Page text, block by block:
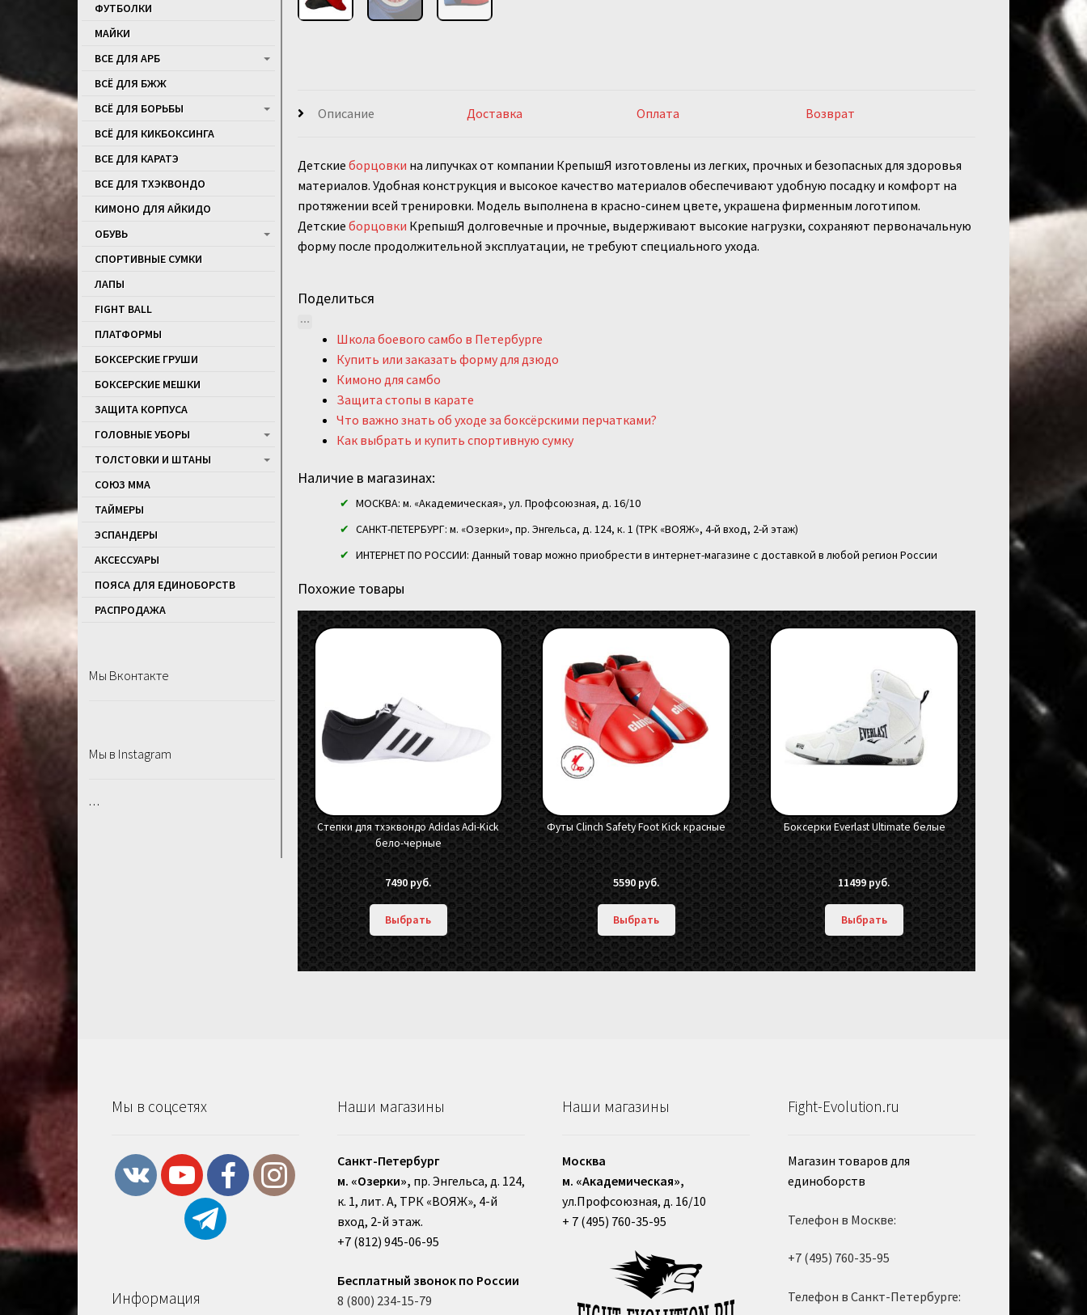
Описание Доставка Оплата Возврат
Детские борцовки на липучках от компании КрепышЯ изготовлены из легких, прочных и безопасных для здоровья
материалов. Удобная конструкция и высокое качество материалов обеспечивают удобную посадку и комфорт на
протяжении всей тренировки. Модель выполнена в красно-синем цвете, украшена фирменным логотипом.
Детские борцовки КрепышЯ долговечные и прочные, выдерживают высокие нагрузки, сохраняют первоначальную
форму после продолжительной эксплуатации, не требуют специального ухода.
Поделиться
Школа боевого самбо в Петербурге
Купить или заказать форму для дзюдо
Кимоно для самбо
Защита стопы в карате
Что важно знать об уходе за боксёрскими перчатками?
Как выбрать и купить спортивную сумку
Наличие в магазинах:
МОСКВА: м. «Академическая», ул. Профсоюзная, д. 16/10
САНКТ-ПЕТЕРБУРГ: м. «Озерки», пр. Энгельса, д. 124, к. 1 (ТРК «ВОЯЖ», 4-й вход, 2-й этаж)
ИНТЕРНЕТ ПО РОССИИ: Данный товар можно приобрести в интернет-магазине с доставкой в любой регион России
Похожие товары
Степки для тхэквондо Adidas Adi-Kick
бело-черные
7490руб.
Выбрать
Футы Clinch Safety Foot Kick красные
5590руб.
Выбрать
Боксерки Everlast Ultimate белые
11499руб.
Выбрать
ФУТБОЛКИ
МАЙКИ
ВСЕ ДЛЯ АРБ
ВСЁ ДЛЯ БЖЖ
ВСЁ ДЛЯ БОРЬБЫ
ВСЁ ДЛЯ КИКБОКСИНГА
ВСЕ ДЛЯ КАРАТЭ
ВСЕ ДЛЯ ТХЭКВОНДО
КИМОНО ДЛЯ АЙКИДО
ОБУВЬ
СПОРТИВНЫЕ СУМКИ
ЛАПЫ
FIGHT BALL
ПЛАТФОРМЫ
БОКСЕРСКИЕ ГРУШИ
БОКСЕРСКИЕ МЕШКИ
ЗАЩИТА КОРПУСА
ГОЛОВНЫЕ УБОРЫ
ТОЛСТОВКИ И ШТАНЫ
СОЮЗ ММА
ТАЙМЕРЫ
ЭСПАНДЕРЫ
АКСЕССУАРЫ
ПОЯСА ДЛЯ ЕДИНОБОРСТВ
РАСПРОДАЖA
Мы Вконтакте
Мы в Instagram
…
Мы в соцсетях
Информация
Наши магазины
Санкт-Петербург
м. «Озерки», пр. Энгельса, д. 124,
к. 1, лит. А, ТРК «ВОЯЖ», 4-й
вход, 2-й этаж.
+7 (812) 945-06-95
Бесплатный звонок по России
8 (800) 234-15-79
Наши магазины
Москва
м. «Академическая»,
ул.Профсоюзная, д. 16/10
+ 7 (495) 760-35-95
Fight-Evolution.ru
Магазин товаров для
единоборств
Телефон в Москве:
+7 (495) 760-35-95
Телефон в Санкт-Петербурге: